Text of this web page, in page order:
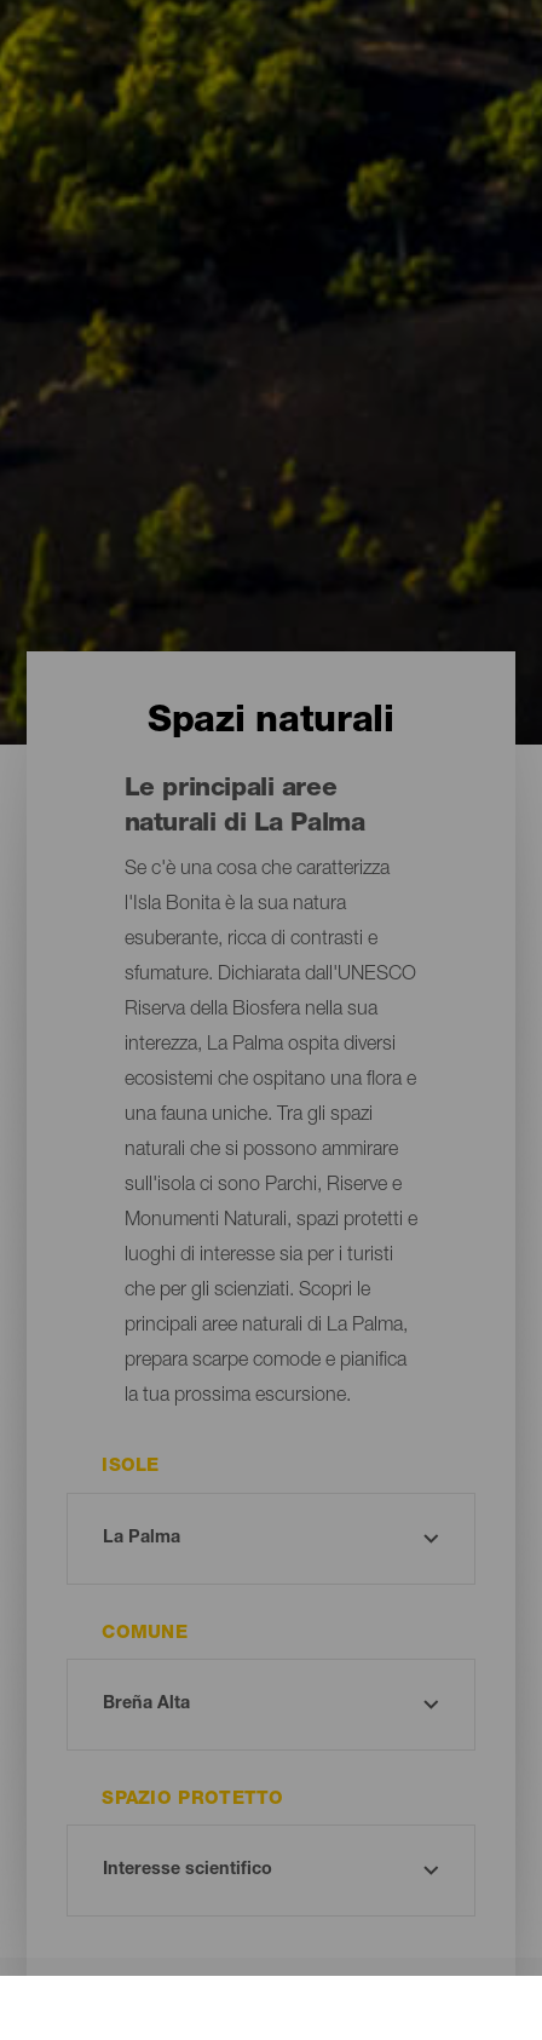
Spazi naturali
Le principali aree
naturali di La Palma
Se c'è una cosa che caratterizza
l'Isla Bonita è la sua natura
esuberante, ricca di contrasti e
sfumature. Dichiarata dall'UNESCO
Riserva della Biosfera nella sua
interezza, La Palma ospita diversi
ecosistemi che ospitano una flora e
una fauna uniche. Tra gli spazi
naturali che si possono ammirare
sull'isola ci sono Parchi, Riserve e
Monumenti Naturali, spazi protetti e
luoghi di interesse sia per i turisti
che per gli scienziati. Scopri le
principali aree naturali di La Palma,
prepara scarpe comode e pianifica
la tua prossima escursione.
ISOLE
COMUNE
SPAZIO PROTETTO